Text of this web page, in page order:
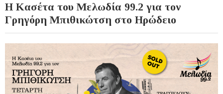
H Κασέτα του Μελωδία 99.2 για τον
Γρηγόρη Μπιθικώτση στο Ηρώδειο